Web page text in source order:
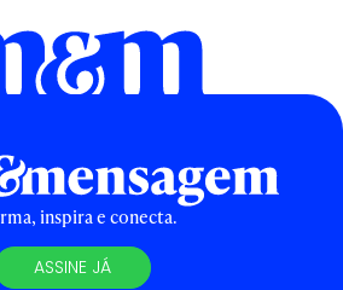
inspira e conecta.
ASSINE JÁ